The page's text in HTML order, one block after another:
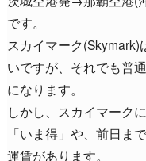
です。
スカイマーク
いですが、それでも普
になります。
しかし、スカイマーク
「いま得」や、前日ま
運賃があります。